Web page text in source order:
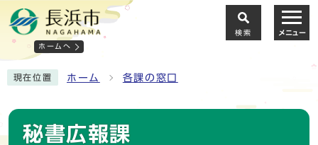
ホームへ
検索 メニュー
現在位置 ホーム 各課の窓口
秘書広報課